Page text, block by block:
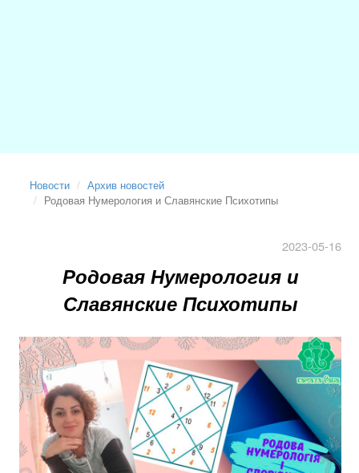
Новости
Архив новостей
Родовая Нумерология и Славянские Психотипы
2023-05-16
Родовая Нумерология и
Славянские Психотипы